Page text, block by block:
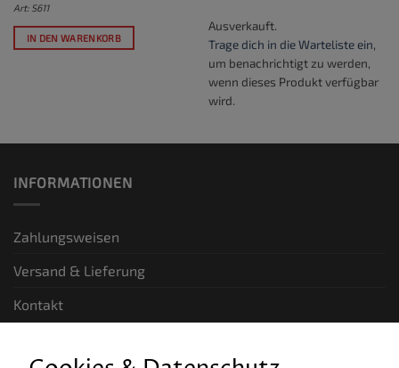
Art: S611
IN DEN WARENKORB
Ausverkauft.
Trage dich in die Warteliste ein,
um benachrichtigt zu werden,
wenn dieses Produkt verfügbar
wird.
INFORMATIONEN
Zahlungsweisen
Versand & Lieferung
Kontakt